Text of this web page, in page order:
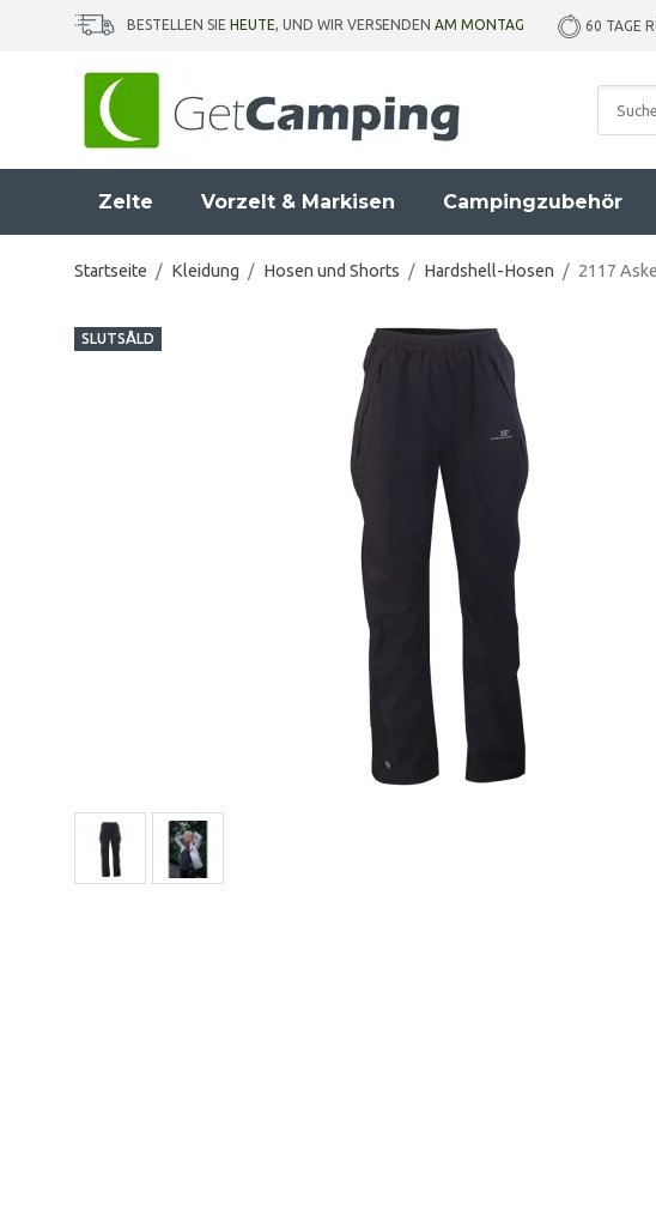
BESTELLEN SIE HEUTE, UND WIR VERSENDEN AM MONTAG 60 TAGE
Zelte Vorzelt & Markisen Campingzubehör
Startseite / Kleidung / Hosen und Shorts / Hardshell-Hosen / 2117
SLUTSÅLD